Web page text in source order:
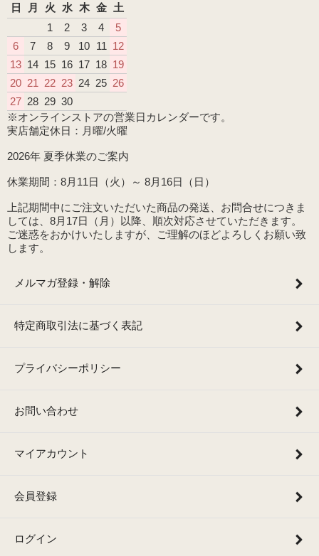
日
月 火 水 木 金
土
1
2 3 4
5
6
7 8 9 10 11 12
13 14 15 16 17 18 19
20 21 22 23 24 25 26
27 28 29 30
※オンラインストアの営業日カレンダーです。
実店舗定休日：月曜/火曜
2026年 夏季休業のご案内
休業期間：8月11日（火）～ 8月16日（日）
上記期間中にご注文いただいた商品の発送、お問合せにつきま
しては、8月17日（月）以降、順次対応させていただきます。
ご迷惑をおかけいたしますが、ご理解のほどよろしくお願い致
します。
メルマガ登録・解除
特定商取引法に基づく表記
プライバシーポリシー
お問い合わせ
マイアカウント
会員登録
ログイン